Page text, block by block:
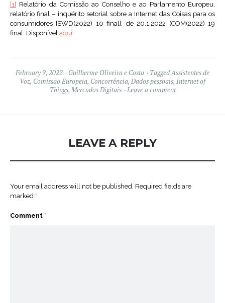
[1] Relatório da Comissão ao Conselho e ao Parlamento Europeu,
relatório final – inquérito setorial sobre a Internet das Coisas para os
consumidores {SWD(2022) 10 final}, de 20.1.2022 (COM(2022) 19
final. Disponível aqui.
February 9, 2022 Guilherme Oliveira e Costa TaggedAssistentes de
Voz, Comissão Europeia, Concorrência, Dados pessoais, Internet of
Things, Mercados Digitais Leave a comment
LEAVE A REPLY
Your email address will not be published. Required fields are
marked *
Comment *